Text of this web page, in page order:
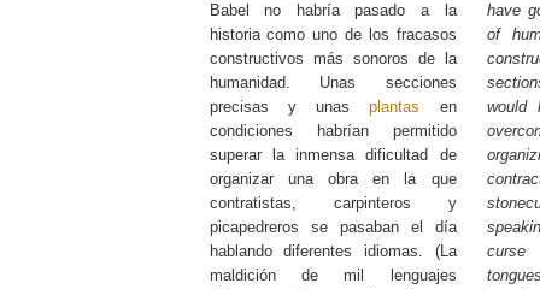
Babel no habría pasado a la
historia como uno de los fracasos
constructivos más sonoros de la
humanidad. Unas secciones
precisas y unasplantas en
condiciones habrían permitido
superar la inmensa dificultad de
organizar una obra en la que
contratistas, carpinteros y
picapedreros se pasaban el día
hablando diferentes idiomas. (La
maldición de mil lenguajes
have
of
would
curse